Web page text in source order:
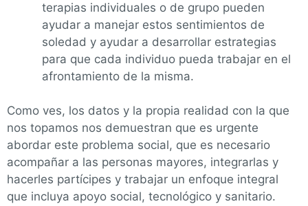
terapias individuales o de grupo pueden
ayudar a manejar estos sentimientos de
soledad y ayudar a desarrollar estrategias
para que cada individuo pueda trabajar en el
afrontamiento de la misma.
Como ves, los datos y la propia realidad con la que
nos topamos nos demuestran que es urgente
abordar este problema social, que es necesario
acompañar a las personas mayores, integrarlas y
hacerles partícipes y trabajar un enfoque integral
que incluya apoyo social, tecnológico y sanitario.